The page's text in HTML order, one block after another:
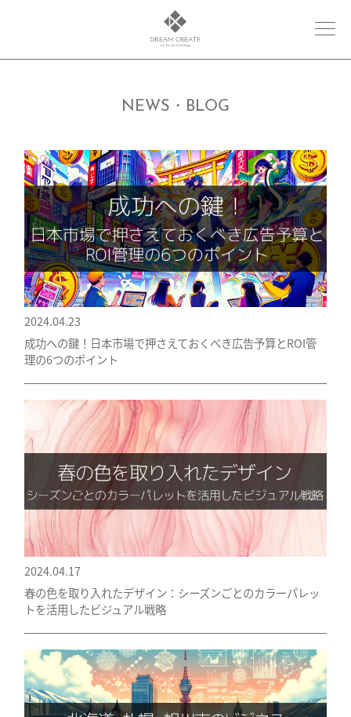
NEWS・BLOG
2024.04.23
成功への鍵！日本市場で押さえておくべき広告予算とROI管
理の6つのポイント
2024.04.17
春の色を取り入れたデザイン：シーズンごとのカラーパレッ
トを活用したビジュアル戦略